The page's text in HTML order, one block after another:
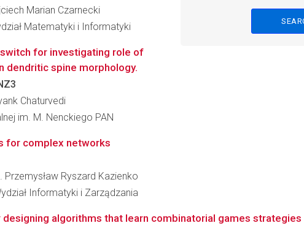
Marian Czarnecki
Matematyki i Informatyki
for investigating role of
dendritic spine morphology.
Chaturvedi
im. M. Nenckiego PAN
for complex networks
Ryszard Kazienko
Informatyki i Zarządzania
algorithms that learn combinatorial games strategies